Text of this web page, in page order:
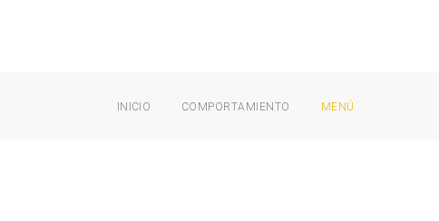
INICIO COMPORTAMIENTO MENÚ